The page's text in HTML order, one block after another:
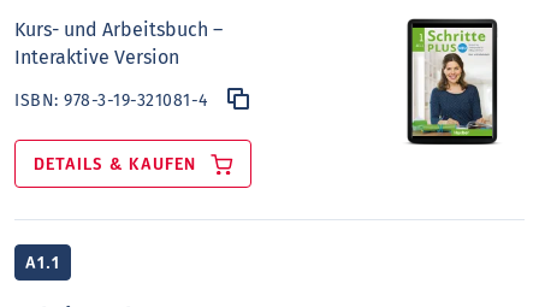
Kurs- und Arbeitsbuch –
Interaktive Version
ISBN:978-3-19-321081-4
DETAILS & KAUFEN
A1.1